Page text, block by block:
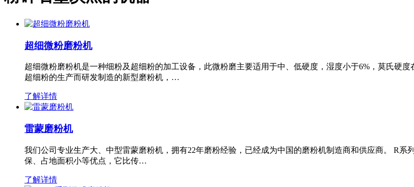
超细微粉磨粉机
超细微粉磨粉机是一种细粉及超细粉的加工设备，此微粉磨主要适用于中、低硬度，湿度小于6%，莫氏硬
超细粉的生产而研发制造的新型磨粉机，…
了解详情
雷蒙磨粉机
我们公司专业生产大、中型雷蒙磨粉机，拥有22年磨粉经验，已经成为中国的磨粉机制造商和供应商。 R
保、占地面积小等优点，它比传…
了解详情